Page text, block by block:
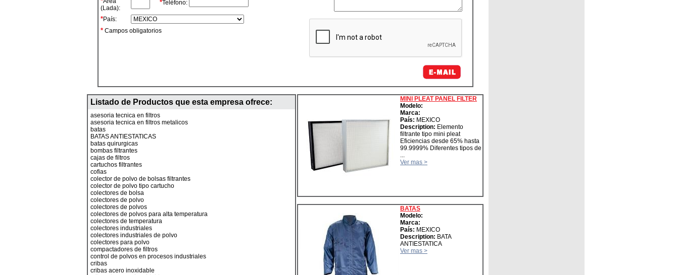
(Lada):
*Teléfono:
*País:
*Campos obligatorios
Listado de Productos que esta empresa ofrece:
asesoria tecnica en filtros
asesoria tecnica en filtros metalicos
batas
BATAS ANTIESTATICAS
batas quirurgicas
bombas filtrantes
cajas de filtros
cartuchos filtrantes
cofias
colector de polvo de bolsas filtrantes
colector de polvo tipo cartucho
colectores de bolsa
colectores de polvo
colectores de polvos
colectores de polvos para alta temperatura
colectores de temperatura
colectores industriales
colectores industriales de polvo
colectores para polvo
compactadores de filtros
control de polvos en procesos industriales
cribas
cribas acero inoxidable
MINI PLEAT PANEL FILTER
Modelo:
Marca:
País: MEXICO
Description: Elemento
filtrante tipo mini pleat
Eficiencias desde 65% hasta
99.9999% Diferentes tipos de
...
Ver mas >
BATAS
Modelo:
Marca:
País: MEXICO
Description: BATA
ANTIESTATICA
Ver mas >